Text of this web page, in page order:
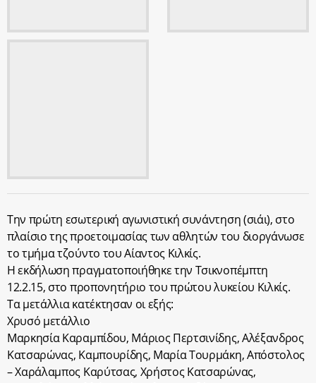
Την πρώτη εσωτερική αγωνιστική συνάντηση (σιάι), στο
πλαίσιο της προετοιμασίας των αθλητών του διοργάνωσε
το τμήμα τζούντο του Αίαντος Κιλκίς.
Η εκδήλωση πραγματοποιήθηκε την Τσικνοπέμπτη
12.2.15, στο προπονητήριο του πρώτου λυκείου Κιλκίς.
Τα μετάλλια κατέκτησαν οι εξής:
Χρυσό μετάλλιο
Μαρκησία Καραμπίδου, Μάριος Περτσινίδης, Αλέξανδρος
Κατσαρώνας, Καμπουρίδης, Μαρία Τουρμάκη, Απόστολος
– Χαράλαμπος Καρύτσας, Χρήστος Κατσαρώνας,